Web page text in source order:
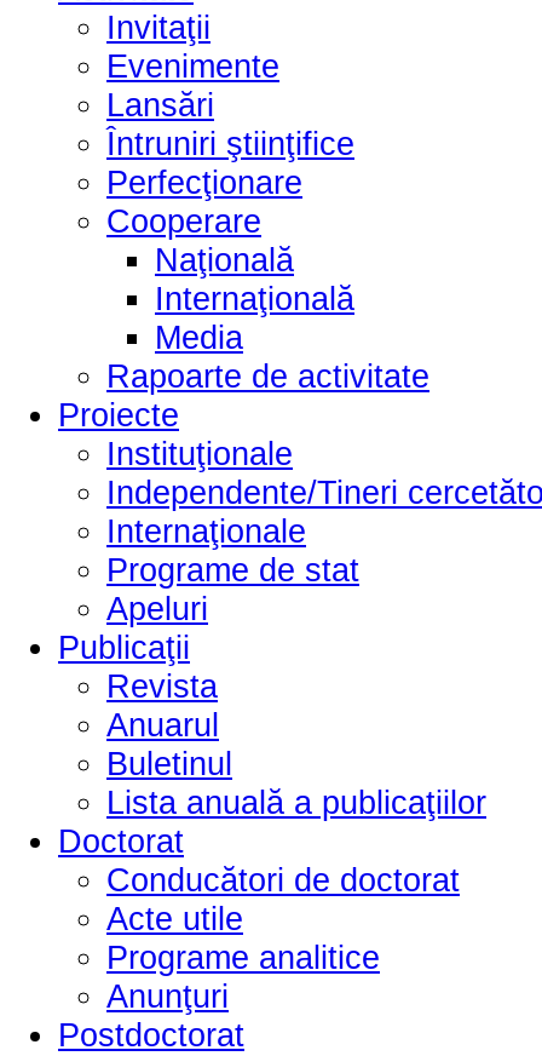
Invitaţii
Evenimente
Lansări
Întruniri ştiinţifice
Perfecţionare
Cooperare
Naţională
Internaţională
Media
Rapoarte de activitate
Proiecte
Instituţionale
Independente/Tineri
Internaţionale
Programe de stat
Apeluri
Publicaţii
Revista
Anuarul
Buletinul
Lista anuală a publicaţiilor
Doctorat
Conducători de doctorat
Acte utile
Programe analitice
Anunţuri
Postdoctorat